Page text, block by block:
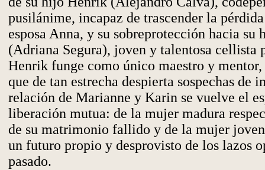
pusilánime, incapaz de trascender la
esposa Anna, y su sobreprotección hacia su
(Adriana Segura), joven y talentosa cellista
Henrik funge como único maestro y
que de tan estrecha despierta sospechas de
relación de Marianne y Karin se vuelve el
liberación mutua: de la mujer madura
de su matrimonio fallido y de la mujer
un futuro propio y desprovisto de los lazos
pasado.